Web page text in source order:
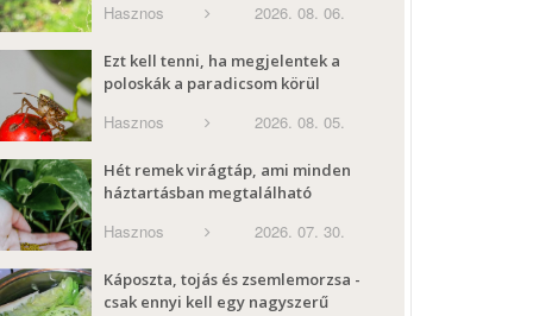
Hasznos 2026. 08. 06.
Ezt kell tenni, ha megjelentek a
poloskák a paradicsom körül
Hasznos 2026. 08. 05.
Hét remek virágtáp, ami minden
háztartásban megtalálható
Hasznos 2026. 07. 30.
Káposzta, tojás és zsemlemorzsa -
csak ennyi kell egy nagyszerű